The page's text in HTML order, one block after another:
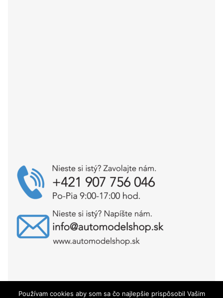
Používam cookies aby som sa čo najlepšie prispôsobil Vašim